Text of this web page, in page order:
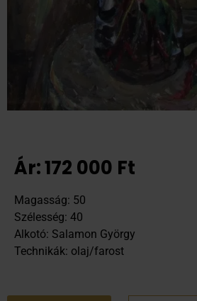
Ár:172 000 Ft
Magasság: 50
Szélesség: 40
Alkotó: Salamon György
Technikák: olaj/farost